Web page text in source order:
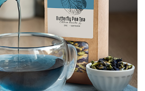
blauwe thee van Clitoria
eigenschappen en het gebruik!